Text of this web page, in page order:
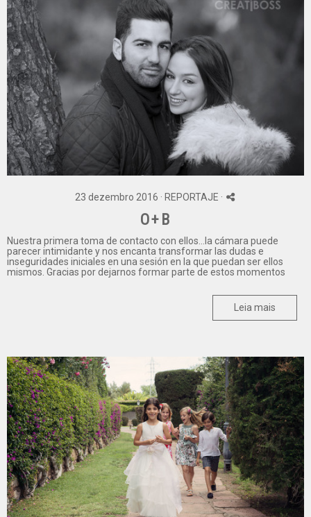
23 dezembro 2016 · REPORTAJE ·
O+B
Nuestra primera toma de contacto con ellos...la cámara puede
parecer intimidante y nos encanta transformar las dudas e
inseguridades iniciales en una sesión en la que puedan ser ellos
mismos. Gracias por dejarnos formar parte de estos momentos
Leia mais